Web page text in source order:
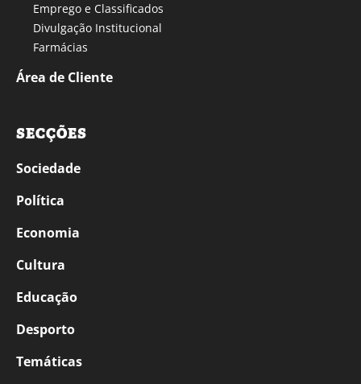
Emprego e Classificados
Divulgação Institucional
Farmácias
Área de Cliente
SECÇÕES
Sociedade
Política
Economia
Cultura
Educação
Desporto
Temáticas